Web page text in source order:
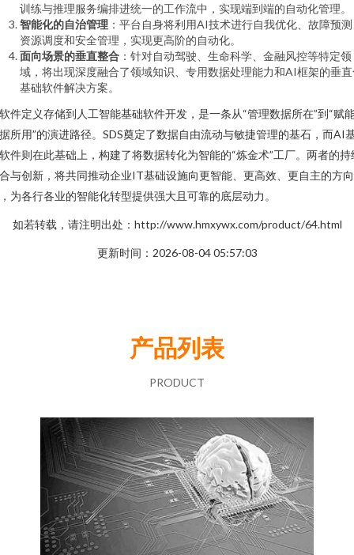
训练与推理服务编排进统一的工作流中，实现端到端的自动化管理。
智能化的自治管理 ：平台自身将利用AI技术进行自我优化、故障预
资源调度和安全管理，实现更高阶的自动化。
面向场景的垂直整合 ：针对自动驾驶、生命科学、金融风控等特定领
域，将出现深度融合了领域知识、专用数据处理能力和AI框架的垂
基础软件解决方案。
件定义存储到人工智能基础软件开发，是一条从“管理数据所在”到“赋
所用”的演进路径。SDS奠定了数据自由流动与敏捷管理的基石，而AI
件则在此基础上，构建了将数据转化为智能的“炼金术”工厂。两者的持
与创新，将共同推动企业IT基础设施向更智能、更高效、更自主的方
为各行各业的智能化转型提供强大且可靠的底层动力。
如若转载，请注明出处：http://www.hmxywx.com/product/64.html
更新时间：2026-08-04 05:57:03
产品列表
PRODUCT